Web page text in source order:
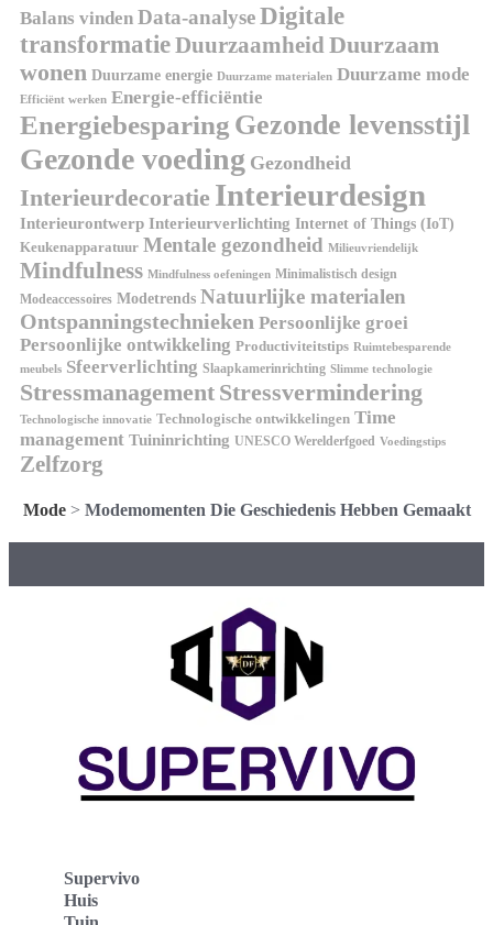
Balans vinden Data-analyseDigitale
transformatieDuurzaamheidDuurzaam
wonen Duurzame energie Duurzame materialen Duurzame mode
Efficiënt werken Energie-efficiëntie
Energiebesparing Gezonde levensstijl
Gezonde voeding Gezondheid
Interieurdecoratie Interieurdesign
Interieurontwerp Interieurverlichting Internet of Things (IoT)
Keukenapparatuur Mentale gezondheid Milieuvriendelijk
Mindfulness Mindfulness oefeningen Minimalistisch design
Modeaccessoires Modetrends Natuurlijke materialen
Ontspanningstechnieken Persoonlijke groei
Persoonlijke ontwikkeling Productiviteitstips Ruimtebesparende
meubels Sfeerverlichting Slaapkamerinrichting Slimme technologie
Stressmanagement Stressvermindering
Technologische innovatie Technologische ontwikkelingen Time
management Tuininrichting UNESCO Werelderfgoed Voedingstips
Zelfzorg
Mode> Modemomenten Die Geschiedenis Hebben Gemaakt
Supervivo
Huis